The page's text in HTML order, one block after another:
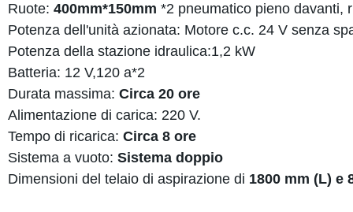
Ruote: 400mm*150mm *2 pneumatico pieno davanti,
Potenza dell'unità azionata: Motore c.c. 24 V senza
Potenza della stazione idraulica:1,2 kW
Batteria: 12 V,120 a*2
Durata massima: Circa 20 ore
Alimentazione di carica: 220 V.
Tempo di ricarica: Circa 8 ore
Sistema a vuoto: Sistema doppio
Dimensioni del telaio di aspirazione di 1800 mm (L) e